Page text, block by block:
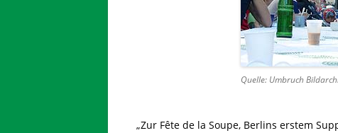
Quelle: Umbruch
„Zur Fête de la Soupe, Berlins erstem